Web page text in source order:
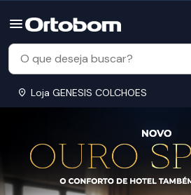
Loja GENESIS COLCHOES